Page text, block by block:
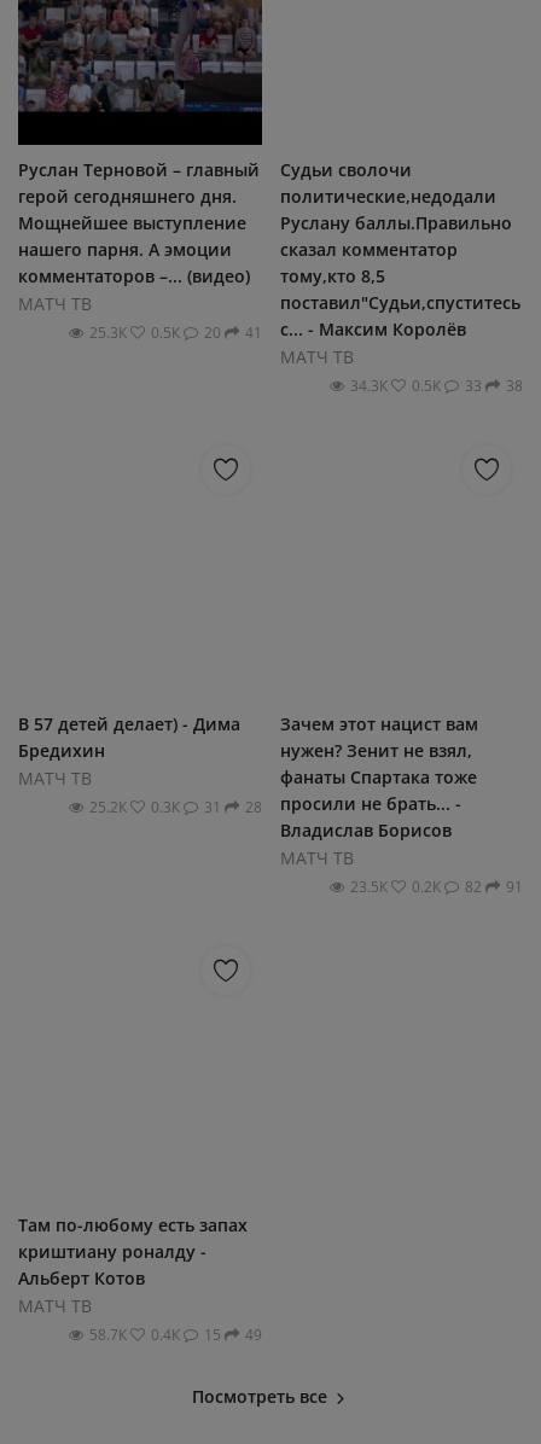
Руслан Терновой – главный
герой сегодняшнего дня.
Мощнейшее выступление
нашего парня. А эмоции
комментаторов –... (видео)
МАТЧ ТВ
25.3К 0.5К 20 41
Судьи сволочи
политические,недодали
Руслану баллы.Правильно
сказал комментатор
тому,кто 8,5
поставил"Судьи,спуститесь
с... - Максим Королёв
МАТЧ ТВ
34.3К 0.5К 33 38
В 57 детей делает) - Дима
Бредихин
МАТЧ ТВ
25.2К 0.3К 31 28
Зачем этот нацист вам
нужен? Зенит не взял,
фанаты Спартака тоже
просили не брать... -
Владислав Борисов
МАТЧ ТВ
23.5К 0.2К 82 91
Там по-любому есть запах
криштиану роналду -
Альберт Котов
МАТЧ ТВ
58.7К 0.4К 15 49
Посмотреть все